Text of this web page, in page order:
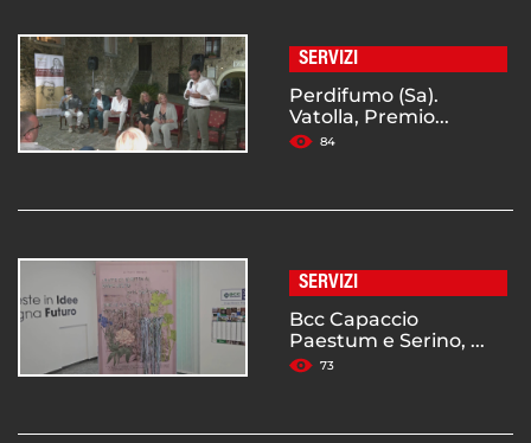
SERVIZI
Perdifumo (Sa).
Vatolla, Premio...
84
SERVIZI
Bcc Capaccio
Paestum e Serino, ...
73